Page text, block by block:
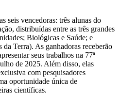
seis vencedoras: três alunas do
distribuídas entre as três grandes
Biológicas e Saúde; e
Terra). As ganhadoras receberão
seus trabalhos na 77ª
de 2025. Além disso, elas
com pesquisadores
oportunidade única de
científicas.